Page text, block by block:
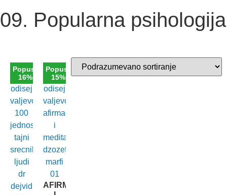
09. Popularna psihologija
Popust
16%
Popust
15%
AFIRMACIJE